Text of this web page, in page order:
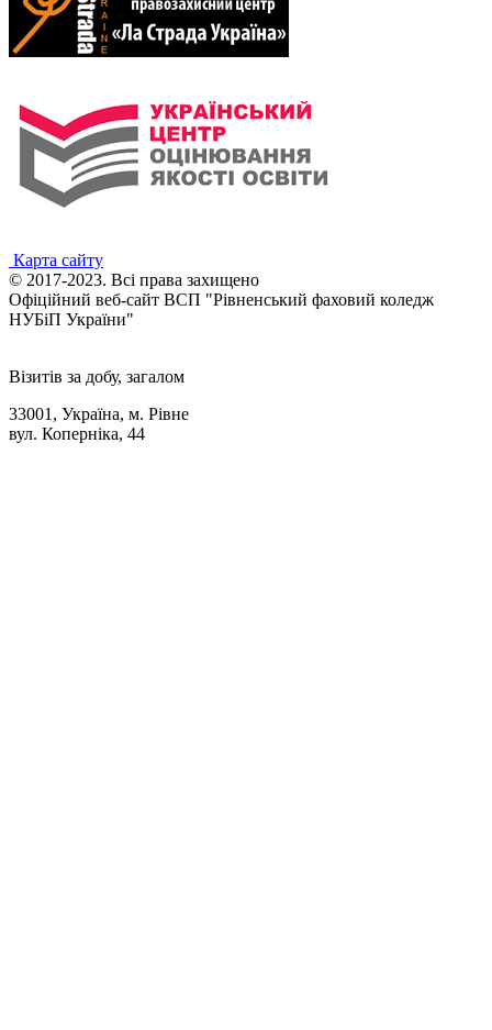
Карта сайту
© 2017-2023. Всі права захищено
Офіційний веб-сайт ВСП "Рівненський фаховий коледж
НУБіП України"
Візитів за добу, загалом
33001, Україна, м. Рівне
вул. Коперніка, 44